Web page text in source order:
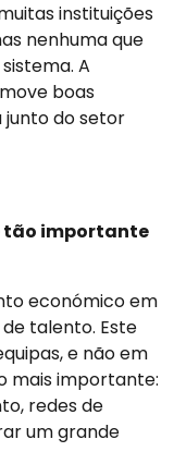
instituições
nenhuma que
A
boas
do setor
tão importante
económico em
talento. Este
e não em
mais importante:
redes de
um grande